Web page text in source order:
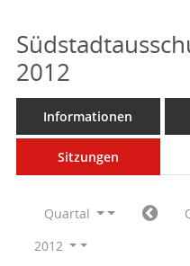
2012
Informationen
Sitzungen
Quartal
2012